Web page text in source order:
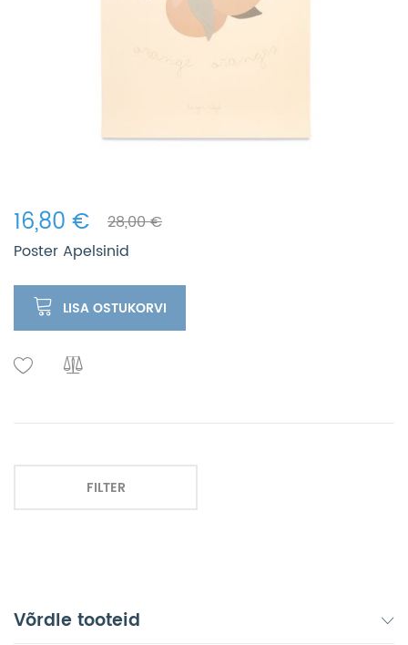
16,80 €
28,00 €
Poster Apelsinid
LISA OSTUKORVI
FILTER
Võrdle tooteid